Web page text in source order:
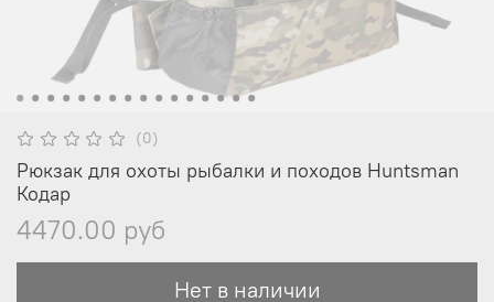
(0)
Рюкзак для охоты рыбалки и походов Huntsman
Кодар
4470.00 руб
Нет в наличии